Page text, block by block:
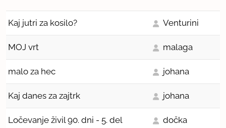
Kaj jutri za kosilo? Venturini
MOJ vrt malaga
malo za hec johana
Kaj danes za zajtrk johana
Ločevanje živil 90. dni - 5. del dočka